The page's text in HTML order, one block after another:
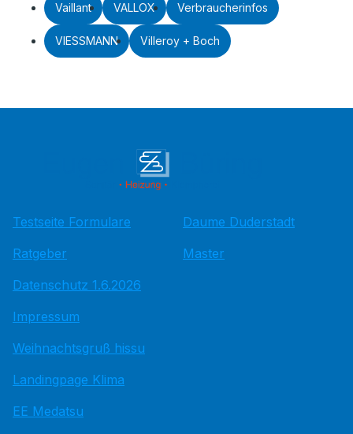
Vaillant VALLOX Verbraucherinfos
VIESSMANN Villeroy + Boch
Testseite Formulare
Ratgeber
Datenschutz 1.6.2026
Impressum
Weihnachtsgruß hissu
Landingpage Klima
EE Medatsu
Daume Duderstadt
Master